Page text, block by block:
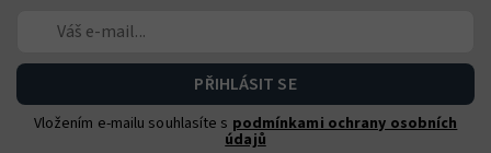
Vložením e-mailu souhlasíte s podmínkami ochrany osobních
údajů